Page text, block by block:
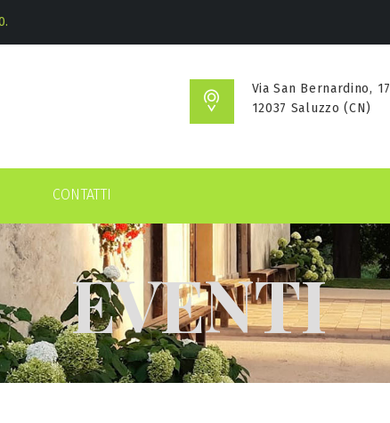
Via San Bernardino, 17
12037 Saluzzo (CN)
CONTATTI
EVENTI